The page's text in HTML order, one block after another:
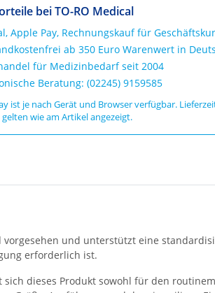
bei TO-RO Medical
Apple Pay, Rechnungskauf für
ab 350 Euro Warenwert in
für Medizinbedarf seit 2004
Beratung: (02245) 9159585
ist je nach Gerät und Browser verfügbar.
wie am Artikel angezeigt.
und unterstützt eine
erforderlich ist.
dieses Produkt sowohl für den